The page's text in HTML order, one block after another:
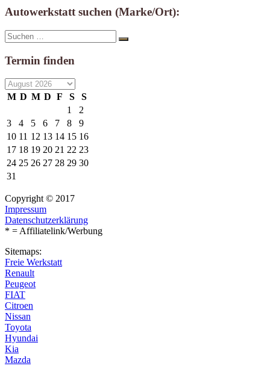
Autowerkstatt suchen (Marke/Ort):
Suche
nach:
Suchen
Termin finden
M D M D F S
S
1
2
3
4 5 6 7 8
9
10 11 12 13 14 15 16
17 18 19 20 21 22 23
24 25 26 27 28 29 30
31
Copyright © 2017
Impressum
Datenschutzerklärung
* = Affiliatelink/Werbung
Sitemaps:
Freie Werkstatt
Renault
Peugeot
FIAT
Citroen
Nissan
Toyota
Hyundai
Kia
Mazda